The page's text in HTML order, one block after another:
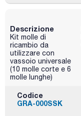
Descrizione
Kit molle di
ricambio da
utilizzare con
vassoio universale
(10 molle corte e 6
molle lunghe)
Codice
GRA-000SSK